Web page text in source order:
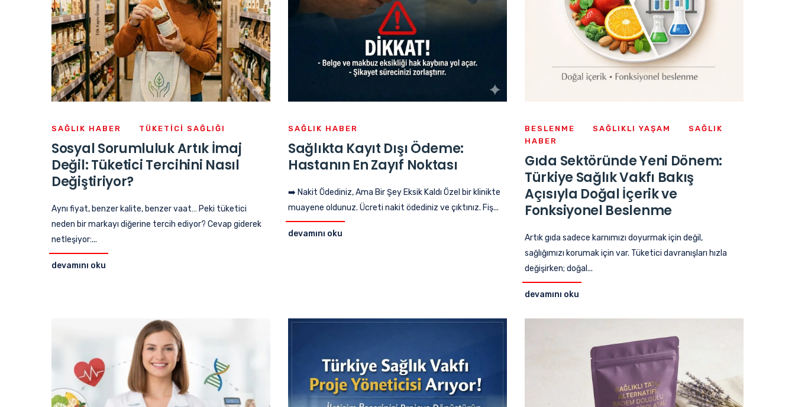
SAĞLIK HABER TÜKETICI SAĞLIĞI
Sosyal Sorumluluk Artık İmaj
Değil: Tüketici Tercihini Nasıl
Değiştiriyor?
Aynı fiyat, benzer kalite, benzer vaat… Peki tüketici
neden bir markayı diğerine tercih ediyor? Cevap giderek
netleşiyor:...
devamını oku
SAĞLIK HABER
Sağlıkta Kayıt Dışı Ödeme:
Hastanın En Zayıf Noktası
➡️ Nakit Ödediniz, Ama Bir Şey Eksik Kaldı Özel bir klinikte
muayene oldunuz. Ücreti nakit ödediniz ve çıktınız. Fiş...
devamını oku
BESLENME SAĞLIKLI YAŞAM
SAĞLIK
HABER
Gıda Sektöründe Yeni Dönem:
Türkiye Sağlık Vakfı Bakış
Açısıyla Doğal İçerik ve
Fonksiyonel Beslenme
Artık gıda sadece karnımızı doyurmak için değil,
sağlığımızı korumak için var. Tüketici davranışları hızla
değişirken; doğal...
devamını oku